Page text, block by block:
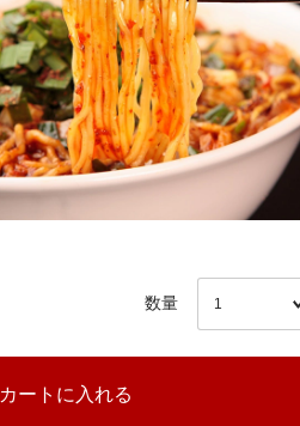
数量
カートに入れる